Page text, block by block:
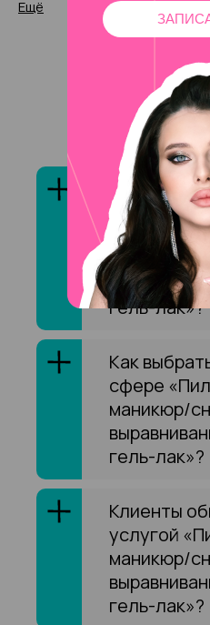
Ещё
Ответы
Сколько
услугу
маникюр/
гель-лак»?
Как
сфере
маникюр/
гель-лак»?
Клиенты
услугой
маникюр/
гель-лак»?